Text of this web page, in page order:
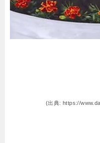
(出典: https://